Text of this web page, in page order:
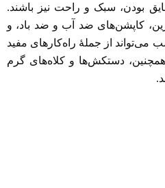
بودن، سبک و راحت نیز باشند.
کاپشن‌های ضد آب و ضد باد، و
از جملۀ راه‌کارهای مفید
دستکش‌ها و کلاه‌های گرم